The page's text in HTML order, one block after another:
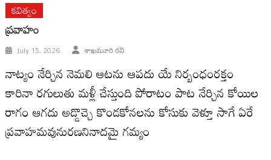
కవిత్వం
ప్రవాహం
July 15, 2026 శాఖమూరి రవి
నాట్యం నేర్చిన నెమలి ఆటను ఆపదు యే నిర్బంధంరక్తం
కారినా రగులుతు మళ్లీ చేస్తుంది పోరాటం పాట నేర్చిన కోయిల
రాగం ఆగదు అడ్డొచ్చె కొండకోనలను కోసుకు వెళ్తూ సాగే ఏరే
ప్రవాహమవునురణనినాదమై గమ్యం